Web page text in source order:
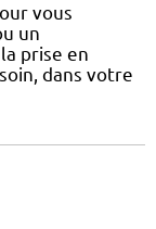
vous
un
prise en
dans votre